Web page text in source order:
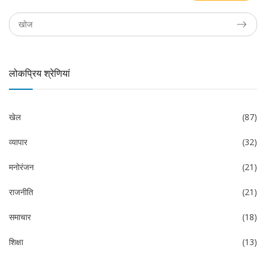
लोकप्रिय श्रेणियां
खेल (87)
व्यापार (32)
मनोरंजन (21)
राजनीति (21)
समाचार (18)
शिक्षा (13)